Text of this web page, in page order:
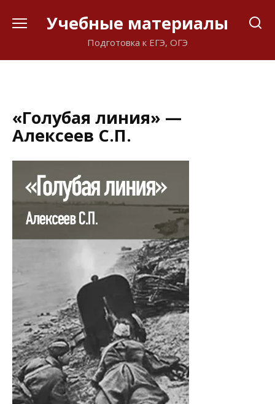
Учебные материалы
Подготовка к ЕГЭ, ОГЭ
«Голубая линия» —
Алексеев С.П.